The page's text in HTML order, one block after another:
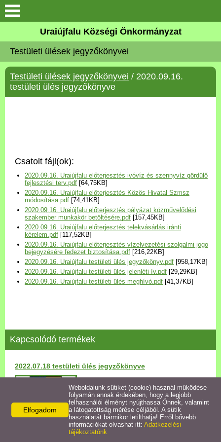
Köszöntő
Elérhetőségek
Uraiújfalu
Választási információk
Versenyképes Járások
Program
Települési Arculati
Kézikönyv
Hírek
Egyéb intézmények
Egyéb szolgáltatások
Egészségügyi ellátás
Uraiújfalu Sportegyesület
Uraiújfalu Községi Önkormányzat
Testületi ülések jegyzőkönyvei
Testületi ülések jegyzőkönyvei / 2020.09.16.
testületi ülés jegyzőkönyve
Csatolt fájl(ok):
2020.09.16. Uraiújfalu előterjesztés ivóvíz és szennyvíz gördülő
fejlesztési terv.pdf [64,75KB]
2020.09.16. Uraiújfalu előterjesztés Közös Hivatal Szmsz
módosítása.pdf [74,41KB]
2020.09.16. Uraiújfalu előterjesztés pályázat közművelődési
szakember munkakör betöltésére.pdf [157,45KB]
2020.09.16. Uraiújfalu előterjesztés telekvásárlás iránti
kérelem.pdf [117,52KB]
2020.09.16. Uraiújfalu előterjesztés vízelvezetési szolgalmi jogo
bejegyzésére fedezet biztosítása.pdf [216,22KB]
2020.09.16. Uraiújfalu testületi ülés jegyzőkönyv.pdf [958,17KB]
2020.09.16. Uraiújfalu testületi ülés jelenléti ív.pdf [29,29KB]
2020.09.16. Uraiújfalu testületi ülés meghívó.pdf [41,37KB]
Kapcsolódó termékek
2022.07.18 testületi ülés jegyzőkönyve
Részletek
Elfogadom
Weboldalunk sütiket (cookie) használ működése
folyamán annak érdekében, hogy a legjobb
felhasználói élményt nyújthassa Önnek, valamint
a látogatottság mérése céljából. A sütik
használatát bármikor letilthatja! Erről bővebb
információkat olvashat itt: Adatkezelési
tájékoztatónk